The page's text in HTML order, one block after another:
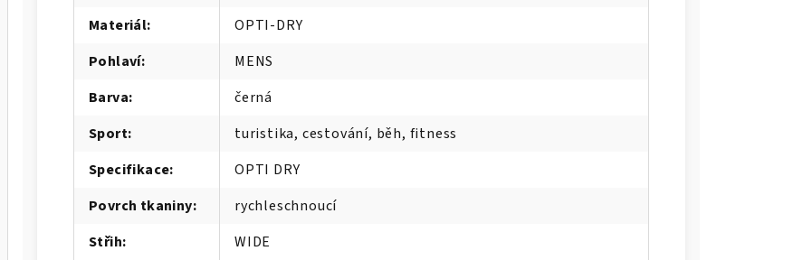
Materiál:
OPTI-DRY
Pohlaví:
MENS
Barva:
černá
Sport:
turistika, cestování, běh, fitness
Specifikace:
OPTI DRY
Povrch tkaniny:
rychleschnoucí
Střih:
WIDE